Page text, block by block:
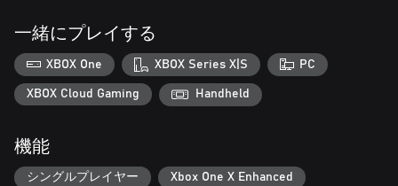
一緒にプレイする
XBOX One XBOX Series X|S PC
XBOX Cloud Gaming Handheld
機能
シングルプレイヤー Xbox One X Enhanced